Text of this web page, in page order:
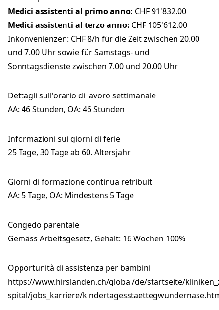
Medici assistenti al primo anno: CHF 91'832.00
Medici assistenti al terzo anno: CHF 105'612.00
Inkonvenienzen: CHF 8/h für die Zeit zwischen 20.00
und 7.00 Uhr sowie für Samstags- und
Sonntagsdienste zwischen 7.00 und 20.00 Uhr
Dettagli sull'orario di lavoro settimanale
AA: 46 Stunden, OA: 46 Stunden
Informazioni sui giorni di ferie
25 Tage, 30 Tage ab 60. Altersjahr
Giorni di formazione continua retribuiti
AA: 5 Tage, OA: Mindestens 5 Tage
Congedo parentale
Gemäss Arbeitsgesetz, Gehalt: 16 Wochen 100%
Opportunità di assistenza per bambini
https://www.hirslanden.ch/global/de/startseite/
spital/jobs_karriere/